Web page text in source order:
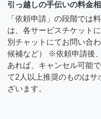
引っ越しの手伝いの料金
「依頼申請」の段階では
は、各サービスチケット
別チャットにてお問い合
候補など） ※依頼申請後
あれば、キャンセル可能
て2人以上推奨のものは
ざいます。